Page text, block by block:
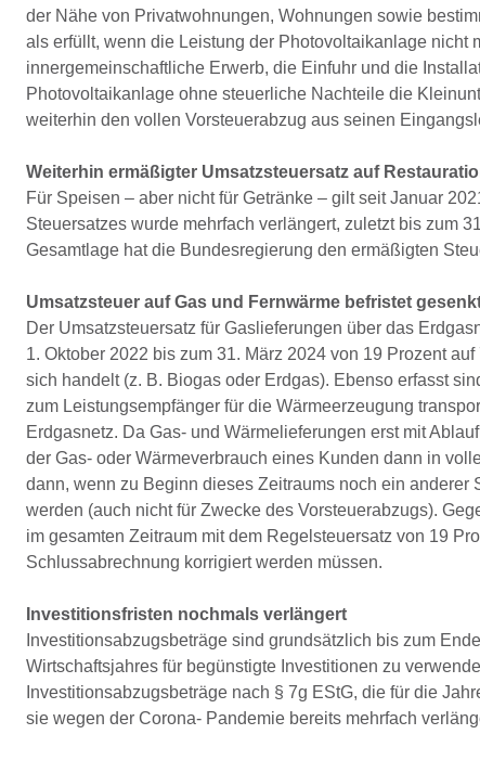
der Nähe von Privatwohnungen, Wohnungen sowie
als erfüllt, wenn die Leistung der Photovoltaikanlage
innergemeinschaftliche Erwerb, die Einfuhr und die
Photovoltaikanlage ohne steuerliche Nachteile die
weiterhin den vollen Vorsteuerabzug aus seinen
Weiterhin ermäßigter Umsatzsteuersatz auf
Für Speisen – aber nicht für Getränke – gilt seit Januar
Steuersatzes wurde mehrfach verlängert, zuletzt bis zum
Gesamtlage hat die Bundesregierung den ermäßigten
Umsatzsteuer auf Gas und Fernwärme befristet
Der Umsatzsteuersatz für Gaslieferungen über das
1. Oktober 2022 bis zum 31. März 2024 von 19 Prozent
sich handelt (z. B. Biogas oder Erdgas). Ebenso erfasst
zum Leistungsempfänger für die Wärmeerzeugung
Erdgasnetz. Da Gas- und Wärmelieferungen erst mit
der Gas- oder Wärmeverbrauch eines Kunden dann in
dann, wenn zu Beginn dieses Zeitraums noch ein
werden (auch nicht für Zwecke des Vorsteuerabzugs).
im gesamten Zeitraum mit dem Regelsteuersatz von 19
Schlussabrechnung korrigiert werden müssen.
Investitionsfristen nochmals verlängert
Investitionsabzugsbeträge sind grundsätzlich bis zum
Wirtschaftsjahres für begünstigte Investitionen zu
Investitionsabzugsbeträge nach § 7g EStG, die für die
sie wegen der Corona- Pandemie bereits mehrfach